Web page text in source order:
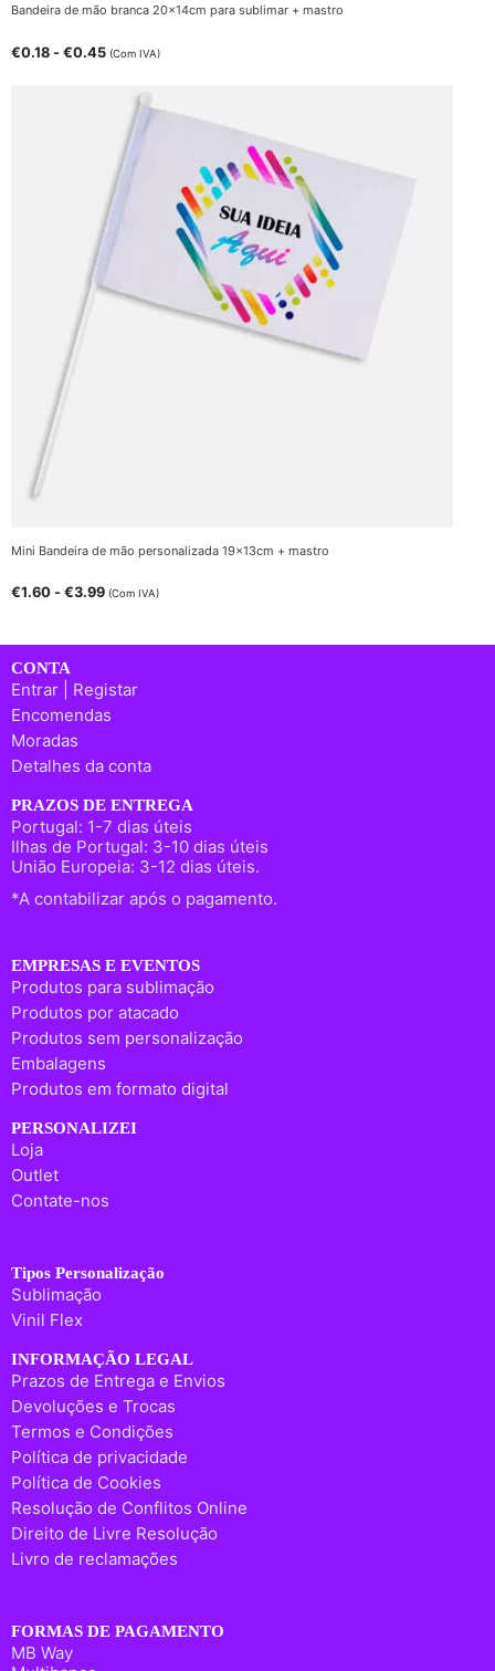
Bandeira de mão branca 20x14cm para sublimar + mastro
€0.18 - €0.45 (Com IVA)
Mini Bandeira de mão personalizada 19x13cm + mastro
€1.60 - €3.99 (Com IVA)
CONTA
Entrar | Registar
Encomendas
Moradas
Detalhes da conta
PRAZOS DE ENTREGA
Portugal: 1-7 dias úteis
Ilhas de Portugal: 3-10 dias úteis
União Europeia: 3-12 dias úteis.
*A contabilizar após o pagamento.
EMPRESAS E EVENTOS
Produtos para sublimação
Produtos por atacado
Produtos sem personalização
Embalagens
Produtos em formato digital
PERSONALIZEI
Loja
Outlet
Contate-nos
Tipos Personalização
Sublimação
Vinil Flex
INFORMAÇÃO LEGAL
Prazos de Entrega e Envios
Devoluções e Trocas
Termos e Condições
Política de privacidade
Política de Cookies
Resolução de Conflitos Online
Direito de Livre Resolução
Livro de reclamações
FORMAS DE PAGAMENTO
MB Way